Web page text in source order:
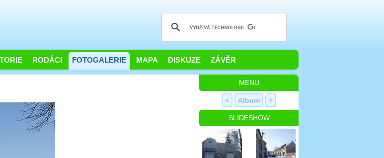
RODÁCI FOTOGALERIE MAPA DISKUZE ZÁVĚR
MENU
< Album >
SLIDESHOW